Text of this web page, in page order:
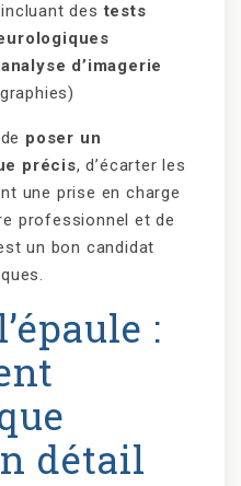
incluant destests
d’imagerie
poser un
précis, d’écarter les
une prise en charge
professionnel et de
un bon candidat
:
détail